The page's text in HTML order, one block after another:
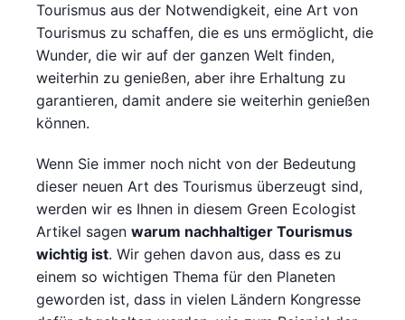
Tourismus aus der Notwendigkeit, eine Art von
Tourismus zu schaffen, die es uns ermöglicht, die
Wunder, die wir auf der ganzen Welt finden,
weiterhin zu genießen, aber ihre Erhaltung zu
garantieren, damit andere sie weiterhin genießen
können.
Wenn Sie immer noch nicht von der Bedeutung
dieser neuen Art des Tourismus überzeugt sind,
werden wir es Ihnen in diesem Green Ecologist
Artikel sagen warum nachhaltiger Tourismus
wichtig ist. Wir gehen davon aus, dass es zu
einem so wichtigen Thema für den Planeten
geworden ist, dass in vielen Ländern Kongresse